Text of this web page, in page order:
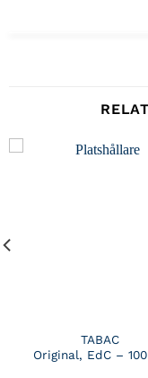
TABAC
Original, EdC –